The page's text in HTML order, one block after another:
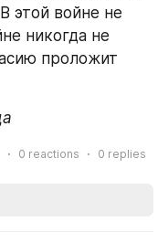
этой войне не
никогда не
проложит
0 reactions 0 replies